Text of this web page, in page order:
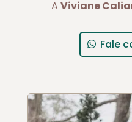
A Viviane
Fale